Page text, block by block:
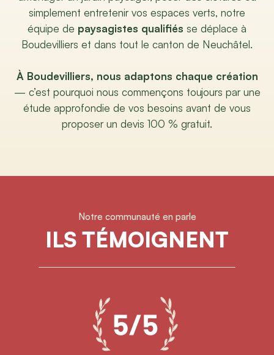
simplement entretenir vos espaces verts, notre
équipe de paysagistes qualifiés se déplace à
Boudevilliers et dans tout le canton de Neuchâtel.
À Boudevilliers, nous adaptons chaque création
— c’est pourquoi nous commençons toujours par une
étude approfondie de vos besoins avant de vous
proposer un devis 100 % gratuit.
Notre communauté en parle
ILS TÉMOIGNENT